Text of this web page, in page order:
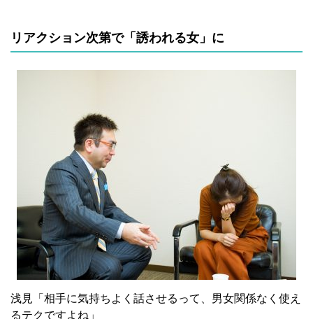
リアクション次第で「誘われる女」に
浅見「相手に気持ちよく話させるって、男女関係なく使え
るテクですよね」